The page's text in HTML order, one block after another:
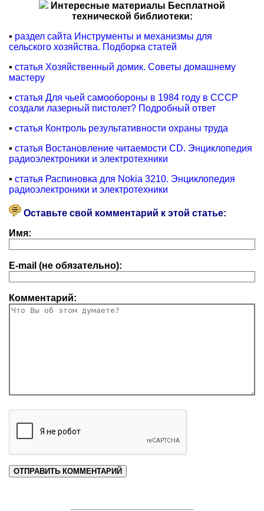
Интересные материалы Бесплатной
технической библиотеки:
▪ раздел сайта Инструменты и механизмы для
сельского хозяйства. Подборка статей
▪ статья Хозяйственный домик. Советы домашнему
мастеру
▪ статья Для чьей самообороны в 1984 году в СССР
создали лазерный пистолет? Подробный ответ
▪ статья Контроль результативности охраны труда
▪ статья Востановление читаемости CD. Энциклопедия
радиоэлектроники и электротехники
▪ статья Распиновка для Nokia 3210. Энциклопедия
радиоэлектроники и электротехники
Оставьте свой комментарий к этой статье:
Имя:
E-mail (не обязательно):
Комментарий: